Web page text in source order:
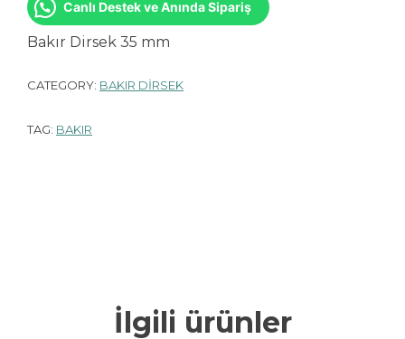
Canlı Destek ve Anında Sipariş
Bakır Dirsek 35 mm
CATEGORY: BAKIR DİRSEK
TAG: BAKIR
İlgili ürünler